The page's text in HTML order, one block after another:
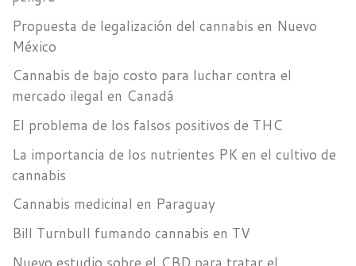
Propuesta de legalización del cannabis en Nuevo
México
Cannabis de bajo costo para luchar contra el
mercado ilegal en Canadá
El problema de los falsos positivos de THC
La importancia de los nutrientes PK en el cultivo de
cannabis
Cannabis medicinal en Paraguay
Bill Turnbull fumando cannabis en TV